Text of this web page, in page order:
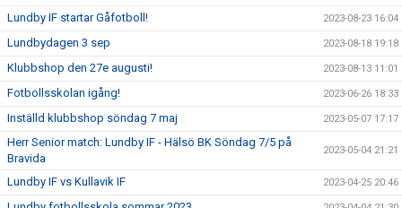
Lundby IF startar Gåfotboll! 2023-08-23 16:04
Lundbydagen 3 sep 2023-08-18 19:18
Klubbshop den 27e augusti! 2023-08-13 11:01
Fotbollsskolan igång! 2023-06-26 18:33
Inställd klubbshop söndag 7 maj 2023-05-07 17:17
Herr Senior match: Lundby IF - Hälsö BK Söndag 7/5 på
Bravida
2023-05-04 21:21
Lundby IF vs Kullavik IF 2023-04-25 20:46